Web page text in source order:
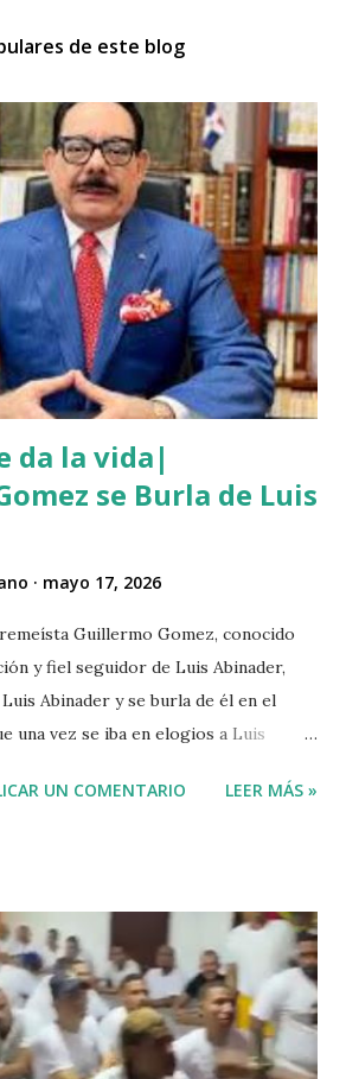
de este blog
da la vida|
se Burla de Luis
mayo 17, 2026
Guillermo Gomez, conocido
y fiel seguidor de Luis Abinader,
Abinader y se burla de él en el
una vez se iba en elogios a Luis
UN COMENTARIO LEER MÁS »